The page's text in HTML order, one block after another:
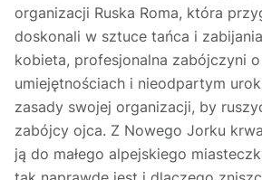
organizacji Ruska Roma, która
doskonali w sztuce tańca i
kobieta, profesjonalna zabójczyni
umiejętnościach i nieodpartym
zasady swojej organizacji, by
zabójcy ojca. Z Nowego Jorku
ją do małego alpejskiego